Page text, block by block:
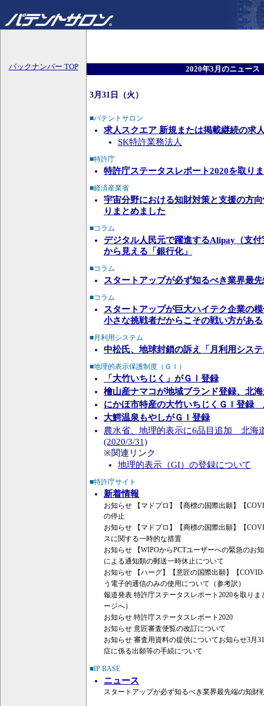
バックナンバー TOP 2020年3月のニュース
3月31日（火）
■パテントサロン
求人スクエア 新規または掲載継続の求
SK特許業務法人
■特許庁
特許庁ステータスレポート2020を取り
■経済産業省
宇宙分野における知財対策と支援の方
りまとめました
■コラム
デジタル人民元で躍進するAlipay（支
から見える「銀行化」
■コラム
スタートアップが必ず知るべき業界最
■コラム
スタートアップが巨大ハイテク企業の
小さな挑戦者だからこその戦い方がある
■月利用システム
中松氏、地球封鎖の訴え「月利用シス
■地理的表示保護制度（ＧＩ）
「大竹いちじく」がＧＩ登録
檜山産ナマコが地域ブランド登録、北
にかほ市特産の大竹いちじくＧＩ登録
大鰐温泉もやしがＧＩ登録
農水省、地理的表示に6品目追加 北海
(2020/3/31)
※関連リンク
地理的表示（GI）の登録について
■特許庁サイト
新着情報
お知らせ 【マドプロ】【商標の国際出願】【
の停止
お知らせ 【マドプロ】【商標の国際出願】【
スに関する一時的な措置
お知らせ 【WIPOからPCTユーザーへの緊急のお
による通知類の郵送一時休止について
お知らせ 【ハーグ】【意匠の国際出願】【
う電子的通信のみの使用について（参考訳）
報道発表 特許庁ステータスレポート2020を取り
ージへ）
お知らせ 特許庁ステータスレポート2020
お知らせ 意匠審査便覧の改訂について
お知らせ 審査用資料の提供についてお知らせ3月
症に係る出願等の手続について
■IP BASE
ニュース
スタートアップが必ず知るべき業界最先端の知財